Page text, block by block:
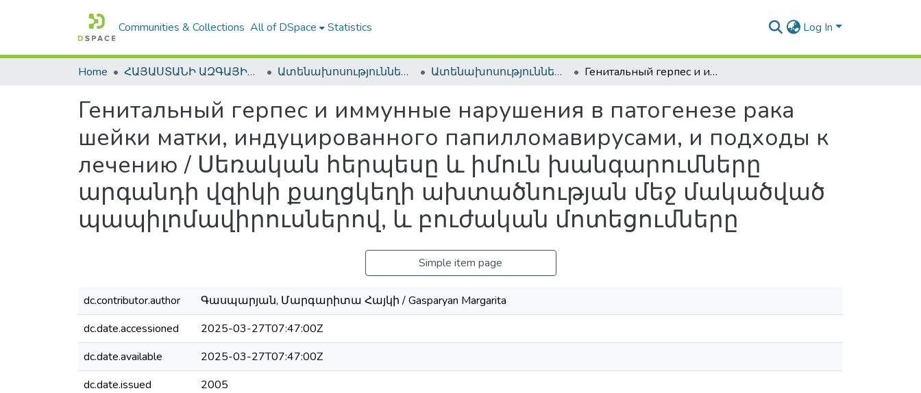
Communities & Collections All of DSpace Statistics Log In
Home ՀԱՅԱՍՏԱՆԻ ԱԶԳԱՅԻՆ ԳՐԱԴԱՐԱՆԻ ԹՎԱՅԻՆ ՊԱՀՈՑ / DIGITAL REPOSITORY OF NLA Ատենախոսություններ և սեղմագրեր / Theses & Abstracts Ատենախոսություններ և սեղմագրեր / Theses & Abstracts Генитальный герпес и иммунные нарушения в патогенезе рака шейки матки, индуцированного папилломавирусами, и подходы к лечению / Սեռական հերպեսը և իմուն խանգարումները արգանդի վզիկի քաղցկեղի ախտածնության մեջ մակածված պապիլոմավիրուսներով, և բուժական մոտեցումները
Генитальный герпес и иммунные нарушения в патогенезе рака
шейки матки, индуцированного папилломавирусами, и подходы к
лечению / Սեռական հերպեսը և իմուն խանգարումները
արգանդի վզիկի քաղցկեղի ախտածնության մեջ մակածված
պապիլոմավիրուսներով, և բուժական մոտեցումները
Simple item page
dc.contributor.author
Գասպարյան, Մարգարիտա Հայկի / Gasparyan Margarita
dc.date.accessioned
2025-03-27T07:47:00Z
dc.date.available
2025-03-27T07:47:00Z
dc.date.issued
2005